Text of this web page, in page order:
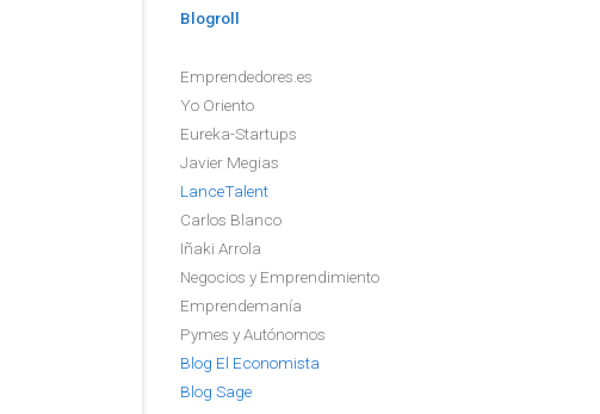
Blogroll
Emprendedores.es
Yo Oriento
Eureka-Startups
Javier Megias
LanceTalent
Carlos Blanco
Iñaki Arrola
Negocios y Emprendimiento
Emprendemanía
Pymes y Autónomos
Blog El Economista
Blog Sage